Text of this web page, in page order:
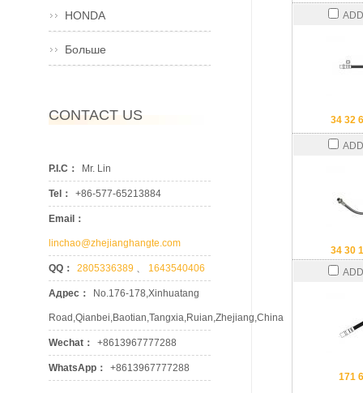
34 32
34 30
171
HONDA
Больше
CONTACT US
P.I.C： Mr. Lin
Tel： +86-577-65213884
Email：
linchao@zhejianghangte.com
QQ： 2805336389 、 1643540406
Адрес： No.176-178,Xinhuatang
Road,Qianbei,Baotian,Tangxia,Ruian,Zhejiang,China
Wechat： +8613967777288
WhatsApp： +8613967777288